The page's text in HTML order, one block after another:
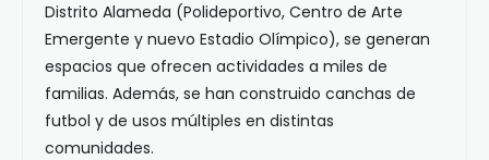
Distrito Alameda (Polideportivo, Centro de Arte
Emergente y nuevo Estadio Olímpico), se generan
espacios que ofrecen actividades a miles de
familias. Además, se han construido canchas de
futbol y de usos múltiples en distintas
comunidades.